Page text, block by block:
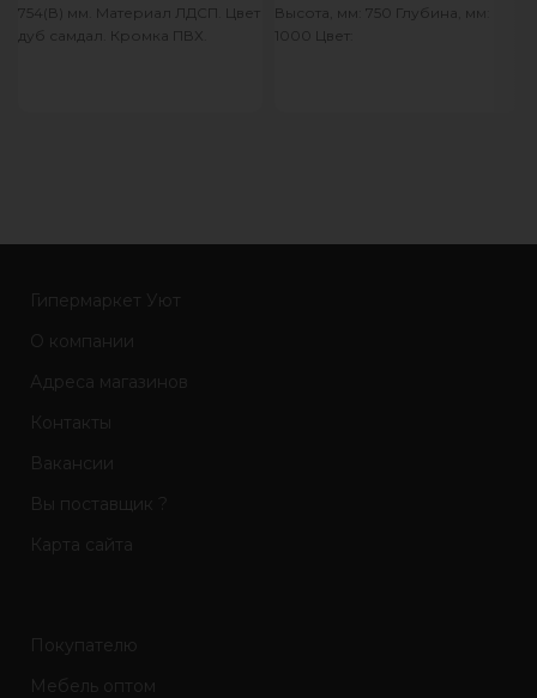
754(В) мм. Материал ЛДСП. Цвет
дуб самдал. Кромка ПВХ.
Высота, мм: 750 Глубина, мм:
1000 Цвет:
Гипермаркет Уют
О компании
Адреса магазинов
Контакты
Вакансии
Вы поставщик ?
Карта сайта
Покупателю
Мебель оптом